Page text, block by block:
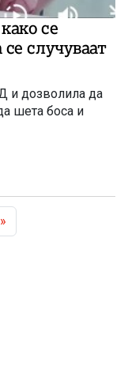
се
случуваат
и дозволила да
шета боса и
»